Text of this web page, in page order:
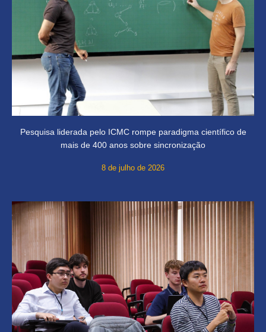
Pesquisa liderada pelo ICMC rompe paradigma científico de
mais de 400 anos sobre sincronização
8 de julho de 2026